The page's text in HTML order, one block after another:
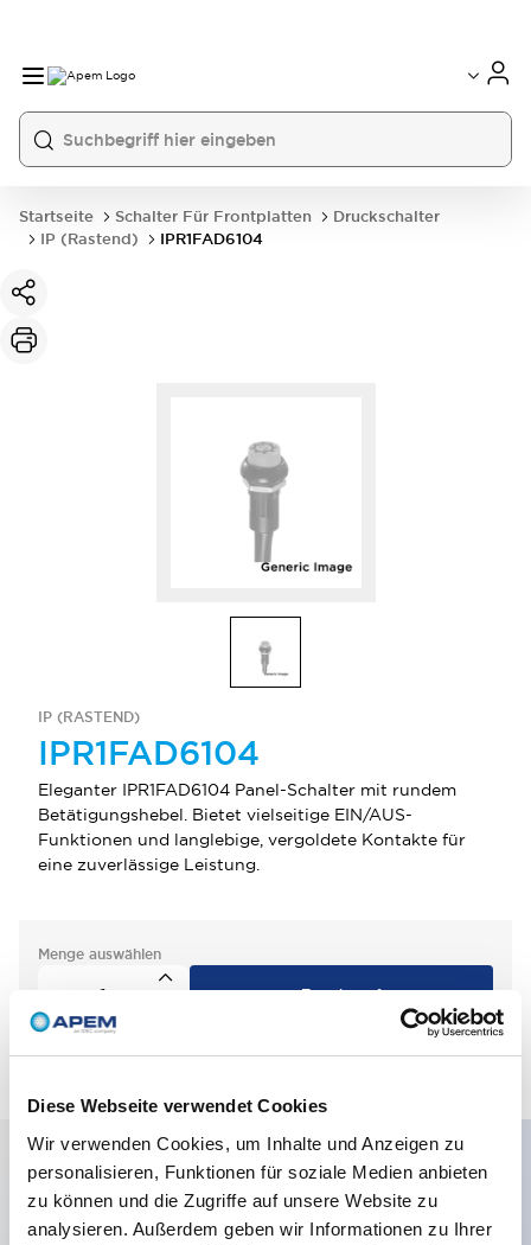
Diese Webseite verwendet Cookies
Wir verwenden Cookies, um Inhalte und Anzeigen zu
personalisieren, Funktionen für soziale Medien anbieten
zu können und die Zugriffe auf unsere Website zu
analysieren. Außerdem geben wir Informationen zu Ihrer
France
USA
Startseite Schalter Für Frontplatten
Druckschalter
IP (rastend)
IPR1FAD6104
IP (RASTEND)
IPR1FAD6104
Eleganter IPR1FAD6104 Panel-Schalter mit rundem
Betätigungshebel. Bietet vielseitige EIN/AUS-
Funktionen und langlebige, vergoldete Kontakte für
eine zuverlässige Leistung.
Menge auswählen
zum Zitat hinzufügen
Hauptmerkmale